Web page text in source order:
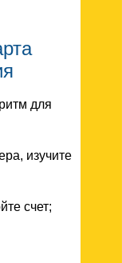
для
изучите
счет;